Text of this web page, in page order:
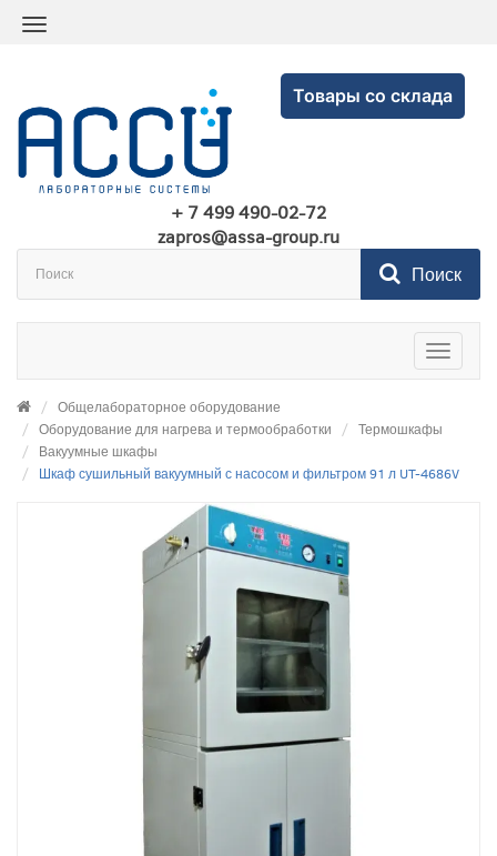
Товары со склада
+ 7 499 490-02-72
zapros@assa-group.ru
Поиск
Toggle
Общелабораторное оборудование
Оборудование для нагрева и термообработки
Термошкафы
Вакуумные шкафы
Шкаф сушильный вакуумный с насосом и фильтром 91 л UT-4686V